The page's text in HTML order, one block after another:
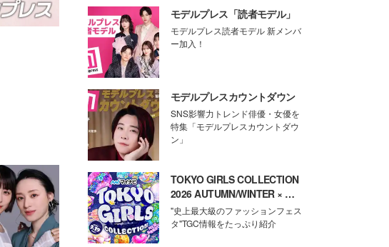
モデルプレス「読者モデル」
モデルプレス読者モデル 新メンバ
ー加入！
モデルプレスカウントダウン
SNS影響力トレンド俳優・女優を
特集「モデルプレスカウントダウ
ン」
TOKYO GIRLS COLLECTION
2026 AUTUMN/WINTER × モ
デルプレス
"史上最大級のファッションフェス
タ"TGC情報をたっぷり紹介